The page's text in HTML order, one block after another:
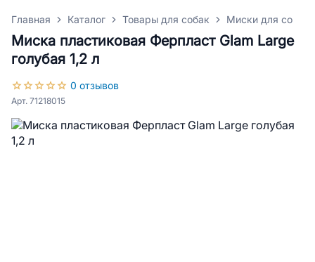
Главная Каталог Товары для собак Миски для собак
Миска пластиковая Ферпласт Glam Large
голубая 1,2 л
0 отзывов
Арт. 71218015